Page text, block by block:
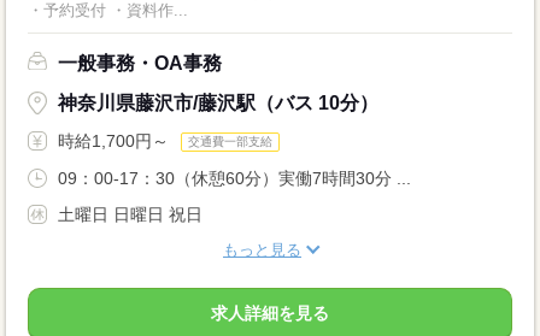
・予約受付 ・資料作...
一般事務・OA事務
神奈川県藤沢市/藤沢駅（バス 10分）
時給1,700円～ 交通費一部支給
09：00-17：30（休憩60分）実働7時間30分 ...
土曜日 日曜日 祝日
もっと見る
求人詳細を見る